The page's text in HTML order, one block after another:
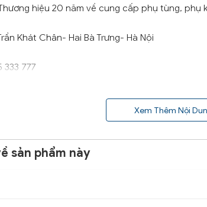
Thương hiệu 20 năm về cung cấp phụ tùng, phụ
Khát Chân- Hai Bà Trưng- Hà Nội
777
Xem Thêm Nội
sản phẩm này